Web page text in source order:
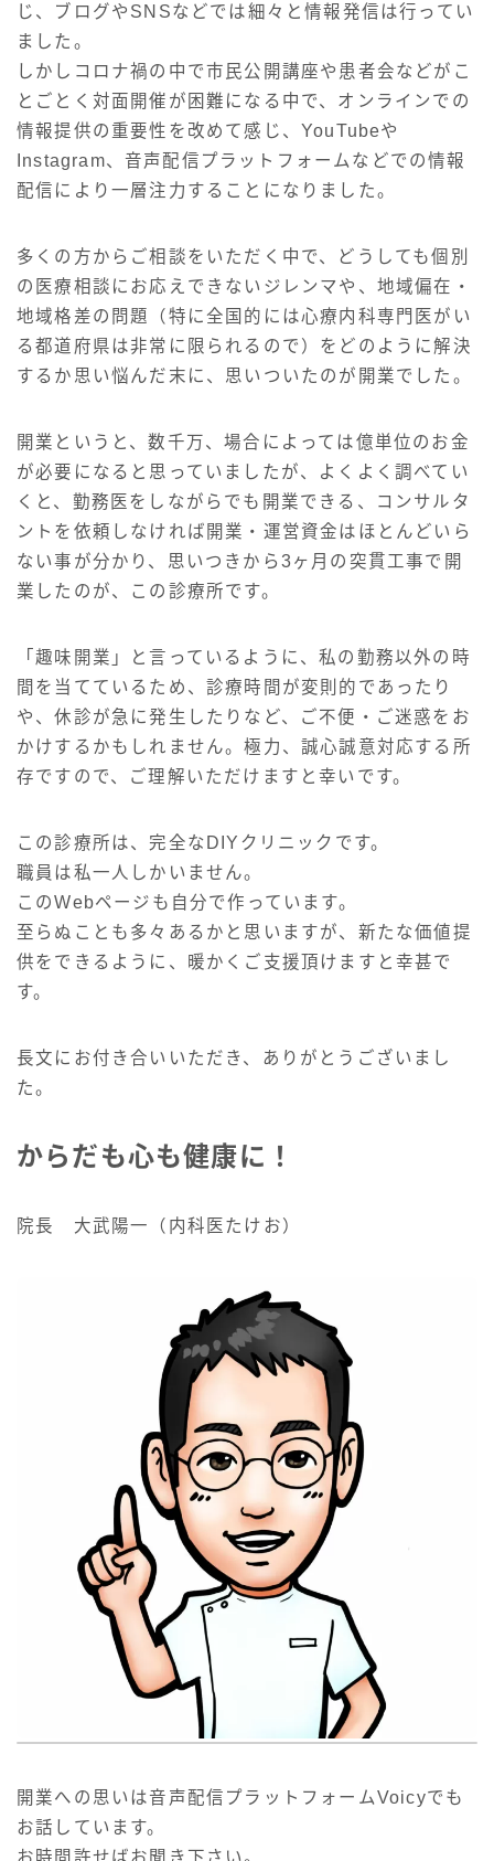
じ、ブログやSNSなどでは細々と情報発信は行ってい
ました。
しかしコロナ禍の中で市民公開講座や患者会などがこ
とごとく対面開催が困難になる中で、オンラインでの
情報提供の重要性を改めて感じ、YouTubeや
Instagram、音声配信プラットフォームなどでの情報
配信により一層注力することになりました。
多くの方からご相談をいただく中で、どうしても個別
の医療相談にお応えできないジレンマや、地域偏在・
地域格差の問題（特に全国的には心療内科専門医がい
る都道府県は非常に限られるので）をどのように解決
するか思い悩んだ末に、思いついたのが開業でした。
開業というと、数千万、場合によっては億単位のお金
が必要になると思っていましたが、よくよく調べてい
くと、勤務医をしながらでも開業できる、コンサルタ
ントを依頼しなければ開業・運営資金はほとんどいら
ない事が分かり、思いつきから3ヶ月の突貫工事で開
業したのが、この診療所です。
「趣味開業」と言っているように、私の勤務以外の時
間を当てているため、診療時間が変則的であったり
や、休診が急に発生したりなど、ご不便・ご迷惑をお
かけするかもしれません。極力、誠心誠意対応する所
存ですので、ご理解いただけますと幸いです。
この診療所は、完全なDIYクリニックです。
職員は私一人しかいません。
このWebページも自分で作っています。
至らぬことも多々あるかと思いますが、新たな価値提
供をできるように、暖かくご支援頂けますと幸甚で
す。
長文にお付き合いいただき、ありがとうございまし
た。
からだも心も健康に！
院長 大武陽一（内科医たけお）
開業への思いは音声配信プラットフォームVoicyでも
お話しています。
お時間許せばお聞き下さい。